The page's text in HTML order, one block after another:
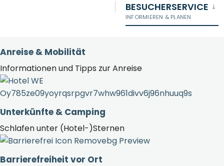
BESUCHERSERVICE
INFORMIEREN & PLANEN
Nachhaltige touristische Entwicklung in MSH
Anreise & Mobilität
Informationen und Tipps zur Anreise
Unterkünfte & Camping
Schlafen unter (Hotel-)Sternen
Barrierefreiheit vor Ort